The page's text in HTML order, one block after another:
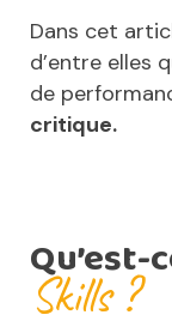
Dans cet
d’entre elles
de
critique.
Qu’est-
Skills ?